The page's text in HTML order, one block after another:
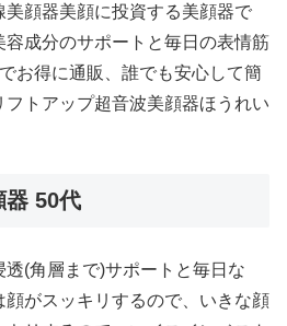
顔器美顔に投資する美顔器で
成分のサポートと毎日の表情筋
お得に通販、誰でも安心して簡
トアップ超音波美顔器ほうれい
器 50代
(角層まで)サポートと毎日な
顔がスッキリするので、いきな顔